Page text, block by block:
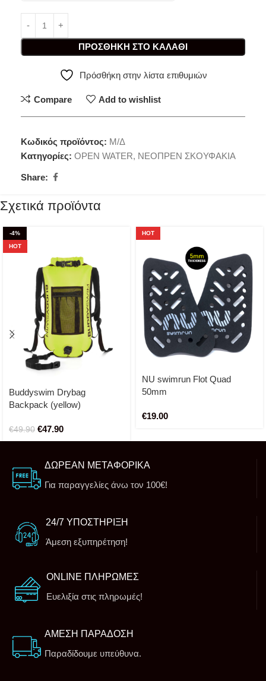
ΠΡΟΣΘΉΚΗ ΣΤΟ ΚΑΛΆΘΙ
Πρόσθήκη στην λίστα επιθυμιών
Compare Add to wishlist
Κωδικός προϊόντος: Μ/Δ
Κατηγορίες: OPEN WATER, ΝΕΟΠΡΕΝ ΣΚΟΥΦΑΚΙΑ
Share:
Σχετικά προϊόντα
-4%
HOT
Buddyswim Drybag
Backpack (yellow)
€49.90 €47.90
HOT
NU swimrun Flot Quad
50mm
€19.00
ΔΩΡΕΑΝ ΜΕΤΑΦΟΡΙΚΑ
Για παραγγελίες άνω τον 100€!
24/7 ΥΠΟΣΤΗΡΙΞΗ
Άμεση εξυπηρέτηση!
ONLINE ΠΛΗΡΩΜΕΣ
Ευελιξία στις πληρωμές!
ΑΜΕΣΗ ΠΑΡΑΔΟΣΗ
Παραδίδουμε υπεύθυνα.